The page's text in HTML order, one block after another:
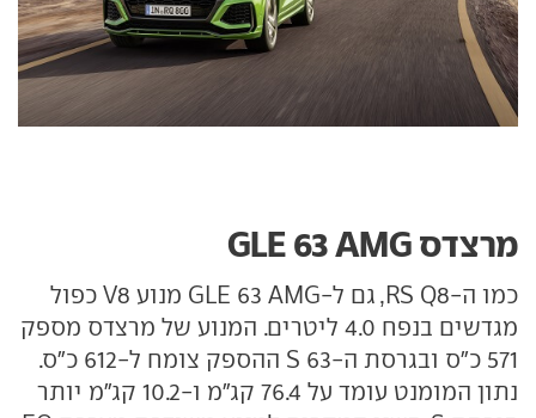
מרצדס GLE 63 AMG
כמו ה-RS Q8, גם ל-GLE 63 AMG מנוע V8 כפול
מגדשים בנפח 4.0 ליטרים. המנוע של מרצדס מספק
571 כ"ס ובגרסת ה-63 S ההספק צומח ל-612 כ"ס.
נתון המומנט עומד על 76.4 קג"מ ו-10.2 קג"מ יותר